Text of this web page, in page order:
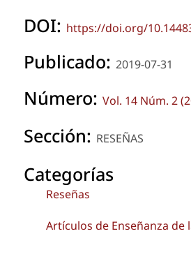
DOI: https://doi.org/
Publicado: 2019-07-31
Número: Vol. 14 Núm. 2
Sección: RESEÑAS
Categorías
Reseñas
Artículos de Enseñanza de